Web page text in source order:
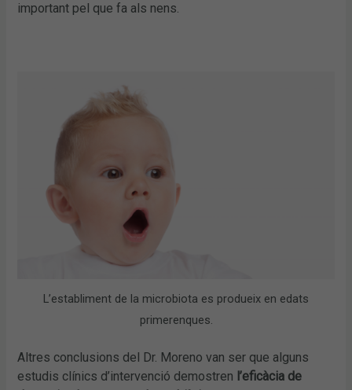
important pel que fa als nens.
L’establiment de la microbiota es produeix en edats
primerenques.
Altres conclusions del Dr. Moreno van ser que alguns
estudis clínics d’intervenció demostren l’eficàcia de